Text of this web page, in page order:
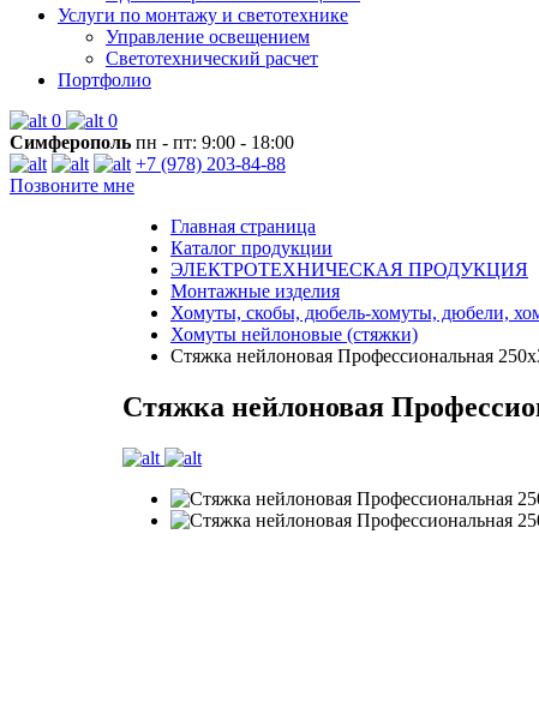
Услуги по монтажу и светотехнике
Управление освещением
Светотехнический расчет
Портфолио
0
0
Симферополь пн - пт: 9:00 - 18:00
+7 (978) 203-84-88
Позвоните мне
Главная страница
Каталог продукции
ЭЛЕКТРОТЕХНИЧЕСКАЯ ПРОДУКЦИЯ
Монтажные изделия
Хомуты, скобы, дюбель-хомуты, дюбели,
Хомуты нейлоновые (стяжки)
Стяжка нейлоновая Профессиональная
Стяжка нейлоновая